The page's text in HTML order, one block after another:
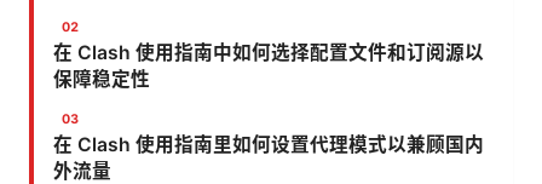
在 Clash 使用指南中如何选择配置文件和订阅源以
保障稳定性
在 Clash 使用指南里如何设置代理模式以兼顾国内
外流量